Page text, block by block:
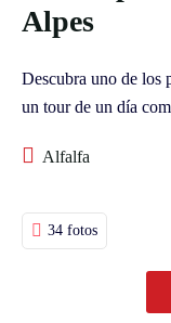
Alpes
Descubra uno de los
un tour de un día
Alfalfa
34 fotos